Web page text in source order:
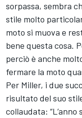
sorpassa, sembra
stile molto
moto si muova e
bene questa cosa.
perciò è anche
fermare la moto
Per Miller, i due
risultato del suo
collaudata: “L’anno